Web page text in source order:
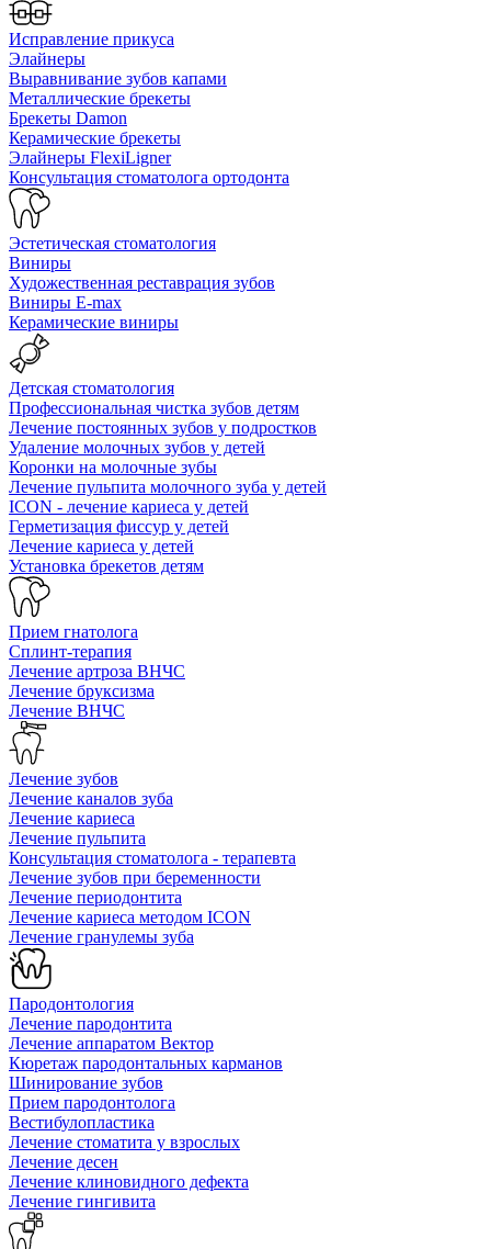
Исправление прикуса
Элайнеры
Выравнивание зубов капами
Металлические брекеты
Брекеты Damon
Керамические брекеты
Элайнеры FlexiLigner
Консультация стоматолога ортодонта
Эстетическая стоматология
Виниры
Художественная реставрация зубов
Виниры E-max
Керамические виниры
Детская стоматология
Профессиональная чистка зубов детям
Лечение постоянных зубов у подростков
Удаление молочных зубов у детей
Коронки на молочные зубы
Лечение пульпита молочного зуба у детей
ICON - лечение кариеса у детей
Герметизация фиссур у детей
Лечение кариеса у детей
Установка брекетов детям
Прием гнатолога
Сплинт-терапия
Лечение артроза ВНЧС
Лечение бруксизма
Лечение ВНЧС
Лечение зубов
Лечение каналов зуба
Лечение кариеса
Лечение пульпита
Консультация стоматолога - терапевта
Лечение зубов при беременности
Лечение периодонтита
Лечение кариеса методом ICON
Лечение гранулемы зуба
Пародонтология
Лечение пародонтита
Лечение аппаратом Вектор
Кюретаж пародонтальных карманов
Шинирование зубов
Прием пародонтолога
Вестибулопластика
Лечение стоматита у взрослых
Лечение десен
Лечение клиновидного дефекта
Лечение гингивита